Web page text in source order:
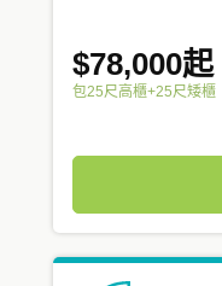
$78,000起
包25尺高櫃+25尺矮櫃